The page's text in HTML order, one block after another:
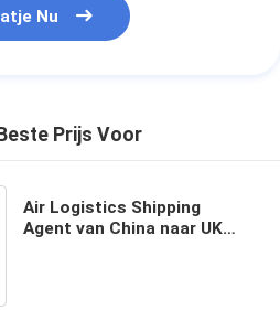
Nu
Prijs Voor
Air Logistics Shipping
Agent van China naar UK